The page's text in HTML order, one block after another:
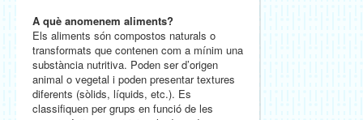
A què anomenem aliments?
Els aliments són compostos naturals o
transformats que contenen com a mínim una
substància nutritiva. Poden ser d’origen
animal o vegetal i poden presentar textures
diferents (sòlids, líquids, etc.). Es
classifiquen per grups en funció de les